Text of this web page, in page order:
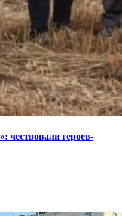
чествовали героев-